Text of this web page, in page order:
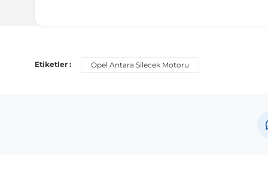
Etiketler : Opel Antara Silecek Motoru